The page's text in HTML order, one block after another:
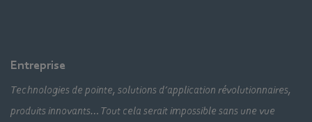
Entreprise
Technologies de pointe, solutions d’application révolutionnaires,
produits innovants… Tout cela serait impossible sans une vue